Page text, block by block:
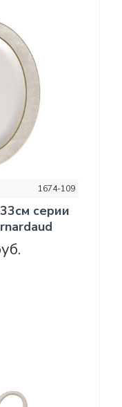
1674-109
серии